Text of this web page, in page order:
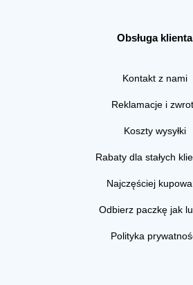
Obsługa klienta
Kontakt z nami
Reklamacje i
Koszty wysyłki
Rabaty dla stałych
Najczęściej
Odbierz paczkę jak
Polityka